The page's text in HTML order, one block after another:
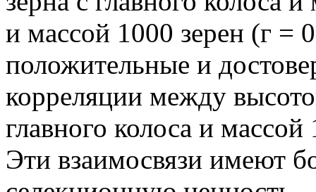
и массой 1000 зерен (г =
положительные и
корреляции между
главного колоса и
Эти взаимосвязи имеют